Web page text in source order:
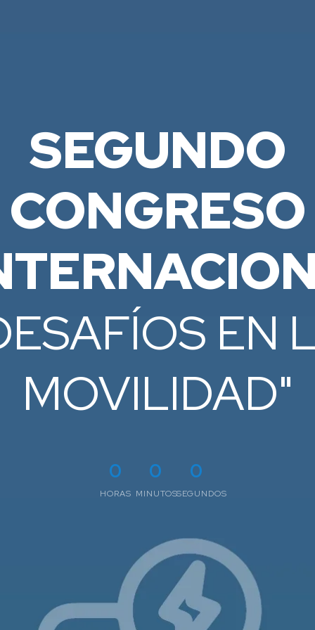
SEGUNDO
CONGRESO
EN
MOVILIDAD"
0
HORAS
0
MINUTOS
0
SEGUNDOS